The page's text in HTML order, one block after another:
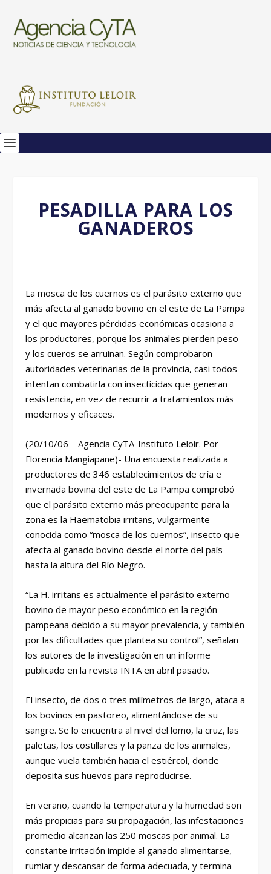
PESADILLA PARA LOS
GANADEROS
La mosca de los cuernos es el parásito externo que
más afecta al ganado bovino en el este de La Pampa
y el que mayores pérdidas económicas ocasiona a
los productores, porque los animales pierden peso
y los cueros se arruinan. Según comprobaron
autoridades veterinarias de la provincia, casi todos
intentan combatirla con insecticidas que generan
resistencia, en vez de recurrir a tratamientos más
modernos y eficaces.
(20/10/06 – Agencia CyTA-Instituto Leloir. Por
Florencia Mangiapane)- Una encuesta realizada a
productores de 346 establecimientos de cría e
invernada bovina del este de La Pampa comprobó
que el parásito externo más preocupante para la
zona es la Haematobia irritans, vulgarmente
conocida como “mosca de los cuernos”, insecto que
afecta al ganado bovino desde el norte del país
hasta la altura del Río Negro.
“La H. irritans es actualmente el parásito externo
bovino de mayor peso económico en la región
pampeana debido a su mayor prevalencia, y también
por las dificultades que plantea su control”, señalan
los autores de la investigación en un informe
publicado en la revista INTA en abril pasado.
El insecto, de dos o tres milímetros de largo, ataca a
los bovinos en pastoreo, alimentándose de su
sangre. Se lo encuentra al nivel del lomo, la cruz, las
paletas, los costillares y la panza de los animales,
aunque vuela también hacia el estiércol, donde
deposita sus huevos para reproducirse.
En verano, cuando la temperatura y la humedad son
más propicias para su propagación, las infestaciones
promedio alcanzan las 250 moscas por animal. La
constante irritación impide al ganado alimentarse,
rumiar y descansar de forma adecuada, y termina